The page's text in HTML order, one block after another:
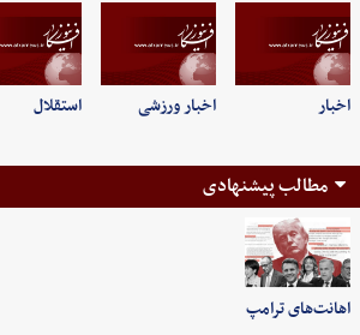
اخبار اخبار ورزشی استقلال
مطالب پیشنهادی
اهانت‌های ترامپ